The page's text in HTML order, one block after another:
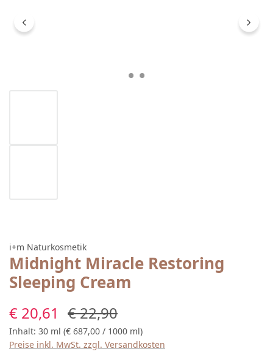
i+m Naturkosmetik
Midnight Miracle Restoring
Sleeping Cream
Verkaufspreis:
€ 20,61 Regulärer Preis:
€ 22,90
Inhalt: 30 ml (€ 687,00 / 1000 ml)
Preise inkl. MwSt. zzgl. Versandkosten